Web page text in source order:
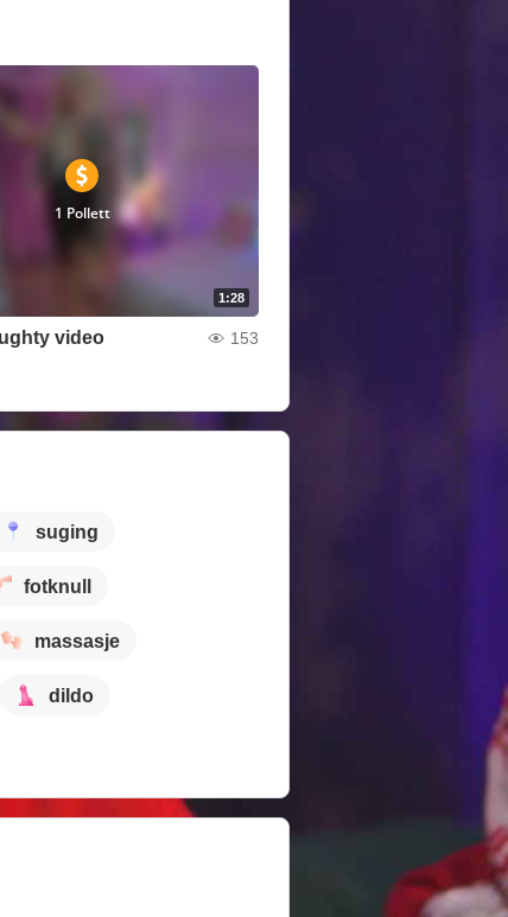
1:28
1 Pollett
video 153
suging
fotknull
massasje
dildo